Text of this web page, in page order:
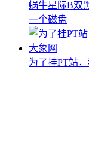
蜗牛星际B双
一个磁盘
为了挂PT站